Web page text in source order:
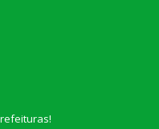
!